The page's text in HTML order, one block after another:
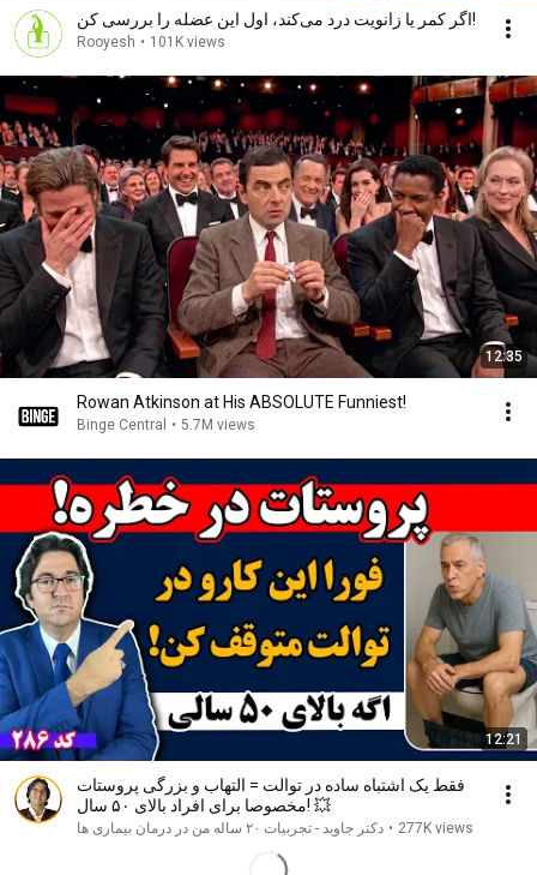
اگر کمر یا زانویت درد می‌کند، اول این عضله را بررسی کن!
Rooyesh • 101K views
12:35
Rowan Atkinson at His ABSOLUTE Funniest!
Binge Central • 5.7M views
12:21
فقط یک اشتباه ساده در توالت = التهاب و بزرگی پروستات
مخصوصا برای افراد بالای ۵۰ سال! 💥
دکتر جاوید - تجربیات ۲۰ ساله من در درمان بیماری ها • 277K views